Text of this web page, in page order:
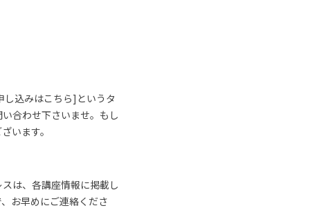
し込みはこちら]というタ
合わせ下さいませ。もし
います。
は、各講座情報に掲載し
お早めにご連絡くださ